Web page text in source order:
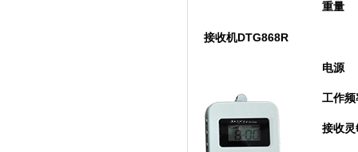
重量
接收机DTG868R
电源
工作频
接收灵